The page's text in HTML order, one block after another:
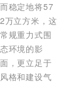
稳定地将57
万立方米，这
规重力式围
环境的影
，更立足于
格和建设气